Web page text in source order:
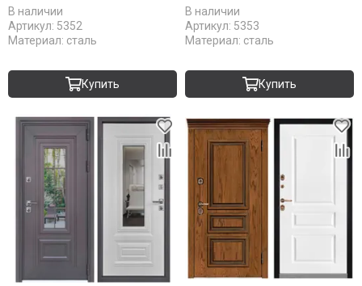
аляска
В наличии
Артикул: 5352
Материал: сталь
Купить
античный орех
В наличии
Артикул: 5353
Материал: сталь
Купить